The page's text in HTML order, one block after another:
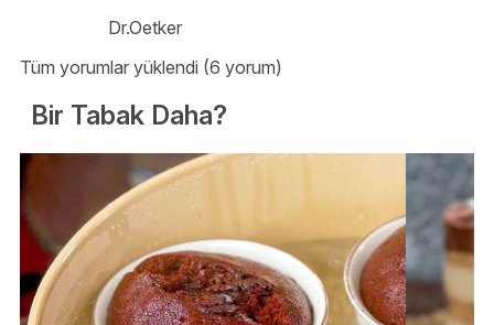
Dr.Oetker
Tüm yorumlar yüklendi (6 yorum)
Bir Tabak Daha?